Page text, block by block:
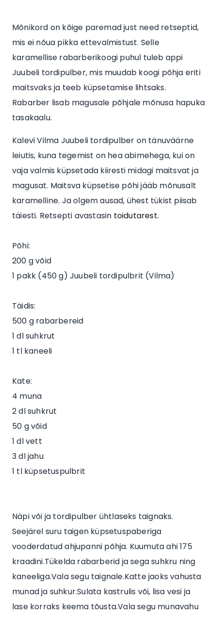
Mõnikord on kõige paremad just need retseptid,
mis ei nõua pikka ettevalmistust. Selle
karamellise rabarberikoogi puhul tuleb appi
Juubeli tordipulber, mis muudab koogi põhja eriti
maitsvaks ja teeb küpsetamise lihtsaks.
Rabarber lisab magusale põhjale mõnusa hapuka
tasakaalu.
Kalevi Vilma Juubeli tordipulber on tänuväärne
leiutis, kuna tegemist on hea abimehega, kui on
vaja valmis küpsetada kiiresti midagi maitsvat ja
magusat. Maitsva küpsetise põhi jääb mõnusalt
karamelline. Ja olgem ausad, ühest tükist piisab
täiesti. Retsepti avastasin toidutarest.
Põhi:
200 g võid
1 pakk (450 g) Juubeli tordipulbrit (Vilma)
Täidis:
500 g rabarbereid
1 dl suhkrut
1 tl kaneeli
Kate:
4 muna
2 dl suhkrut
50 g võid
1 dl vett
3 dl jahu
1 tl küpsetuspulbrit
Näpi või ja tordipulber ühtlaseks taignaks.
Seejärel suru taigen küpsetuspaberiga
vooderdatud ahjupanni põhja. Kuumuta ahi 175
kraadini.Tükelda rabarberid ja sega suhkru ning
kaneeliga.Vala segu taignale.Katte jaoks vahusta
munad ja suhkur.Sulata kastrulis või, lisa vesi ja
lase korraks keema tõusta.Vala segu munavahu